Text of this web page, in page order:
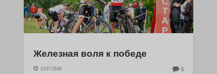
Железная воля к победе
25.07.2026 0